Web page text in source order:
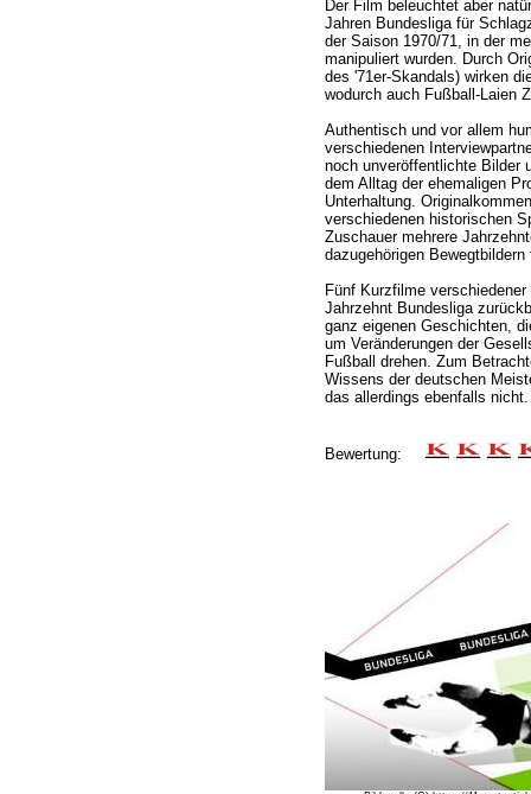
Der Film beleuchtet aber
Jahren Bundesliga für
der Saison 1970/71, in der
manipuliert wurden. Durch
des '71er-Skandals) wirken
wodurch auch Fußball-Laien
Authentisch und vor allem
verschiedenen
noch unveröffentlichte Bilder
dem Alltag der ehemaligen
Unterhaltung.
verschiedenen historischen
Zuschauer mehrere
dazugehörigen
Fünf Kurzfilme
Jahrzehnt Bundesliga
ganz eigenen Geschichten,
um Veränderungen der
Fußball drehen. Zum
Wissens der deutschen
das allerdings ebenfalls nicht.
Bewertung: